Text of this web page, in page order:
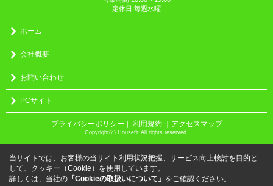
定休日:毎週水曜
ホーム
会社概要
お問い合わせ
PCサイト
プライバシーポリシー 利用規約 ｜アクセスマップ
Copyright(c) Housefit All rights reserved.
当サイトでは、お客様の当サイト利用状況把握、サービス向上検討を目的と
して、クッキー（Cookie）を使用しています。
詳しくは、当社の 「Cookieの取扱いについて」 をご確認ください。